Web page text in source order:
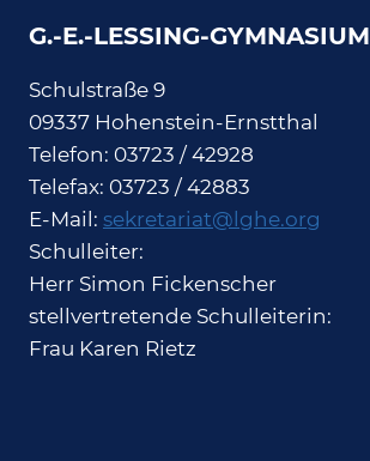
G.-E.-LESSING-GYMNASIUM
Schulstraße 9
09337 Hohenstein-Ernstthal
Telefon: 03723 / 42928
Telefax: 03723 / 42883
E-Mail: sekretariat@lghe.org
Schulleiter:
Herr Simon Fickenscher
stellvertretende Schulleiterin:
Frau Karen Rietz